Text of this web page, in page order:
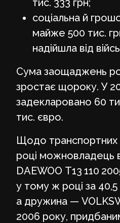
соціальна й
майже 500 тис.
надійшла від
Сума заощаджень
зростає щороку. У
задекларовано 60
тис. євро.
Щодо транспортних
році можновладець
DAEWOO Т13 110
у тому ж році за 40,5
а дружина —
2006 року,